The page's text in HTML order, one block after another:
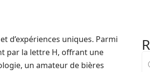
d’expériences uniques. Parmi
par la lettre H, offrant une
un amateur de bières